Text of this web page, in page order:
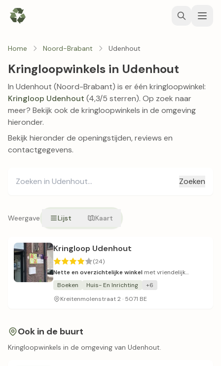
Home Noord-Brabant Udenhout
Kringloopwinkels in Udenhout
In Udenhout (Noord-Brabant) is er één kringloopwinkel:
Kringloop Udenhout (4,3/5 sterren). Op zoek naar
meer? Bekijk ook de kringloopwinkels in de omgeving
hieronder.
Bekijk hieronder de openingstijden, reviews en
contactgegevens.
Zoeken
Weergave Lijst Kaart
Kringloop Udenhout
(24)
Nette en overzichtelijke winkel met vriendelijk
personeel en redelijke prijzen.
Boeken Huis- En Inrichting
+6
Kreitenmolenstraat 2 · 5071 BE
Ook in de buurt
Kringloopwinkels in de omgeving van Udenhout.